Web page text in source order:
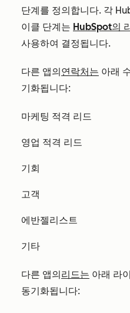
단계를 정의합니다. 각
이클 단계는 HubSpot의
사용하여 결정됩니다.
다른 앱의연락처는 아래
기화됩니다:
마케팅 적격 리드
영업 적격 리드
기회
고객
에반젤리스트
기타
다른 앱의리드는 아래 라
동기화됩니다: